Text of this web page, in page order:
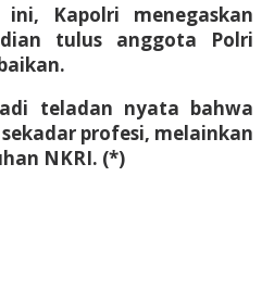
ini, Kapolri menegaskan
tulus anggota Polri
teladan nyata bahwa
profesi, melainkan
NKRI. (*)